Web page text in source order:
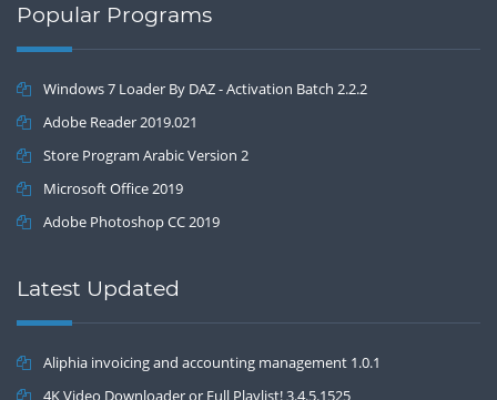
Popular Programs
Windows 7 Loader By DAZ - Activation Batch 2.2.2
Adobe Reader 2019.021
Store Program Arabic Version 2
Microsoft Office 2019
Adobe Photoshop CC 2019
Latest Updated
Aliphia invoicing and accounting management 1.0.1
4K Video Downloader or Full Playlist! 3.4.5.1525